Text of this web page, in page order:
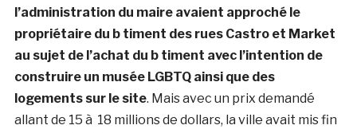
l’administration du maire avaient approché le
propriétaire du b timent des rues Castro et Market
au sujet de l’achat du b timent avec l’intention de
construire un musée LGBTQ ainsi que des
logements sur le site. Mais avec un prix demandé
allant de 15 à 18 millions de dollars, la ville avait mis fin